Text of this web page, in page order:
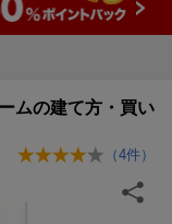
ムの建て方・買い
（4件）